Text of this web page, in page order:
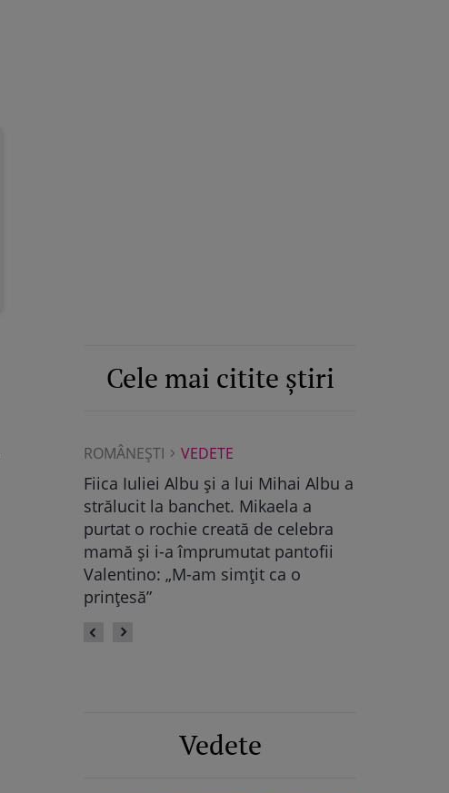
Cele mai citite știri
ROMÂNEŞTI VEDETE
Maya Castellano, show cu trupa de
dans. Cum și-a surprins Antonia
fiica: „Atât de mândră”
Vedete